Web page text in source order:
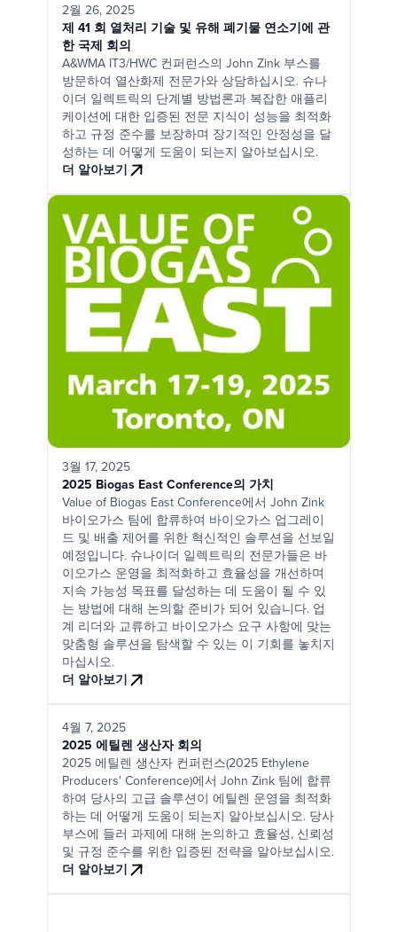
제 41 회 열처리 기술 및 유해 폐기물 연소기에 관
한 국제 회의
A&WMA IT3/HWC 컨퍼런스의 John Zink 부스를
방문하여 열산화제 전문가와 상담하십시오. 슈나
이더 일렉트릭의 단계별 방법론과 복잡한 애플리
케이션에 대한 입증된 전문 지식이 성능을 최적화
하고 규정 준수를 보장하며 장기적인 안정성을 달
성하는 데 어떻게 도움이 되는지 알아보십시오.
2월 26, 2025
더 알아보기
2025 Biogas East Conference의 가치
Value of Biogas East Conference에서 John Zink
바이오가스 팀에 합류하여 바이오가스 업그레이
드 및 배출 제어를 위한 혁신적인 솔루션을 선보일
예정입니다. 슈나이더 일렉트릭의 전문가들은 바
이오가스 운영을 최적화하고 효율성을 개선하며
지속 가능성 목표를 달성하는 데 도움이 될 수 있
는 방법에 대해 논의할 준비가 되어 있습니다. 업
계 리더와 교류하고 바이오가스 요구 사항에 맞는
맞춤형 솔루션을 탐색할 수 있는 이 기회를 놓치지
마십시오.
3월 17, 2025
더 알아보기
2025 에틸렌 생산자 회의
2025 에틸렌 생산자 컨퍼런스(2025 Ethylene
Producers' Conference)에서 John Zink 팀에 합류
하여 당사의 고급 솔루션이 에틸렌 운영을 최적화
하는 데 어떻게 도움이 되는지 알아보십시오. 당사
부스에 들러 과제에 대해 논의하고 효율성, 신뢰성
및 규정 준수를 위한 입증된 전략을 알아보십시오.
4월 7, 2025
더 알아보기